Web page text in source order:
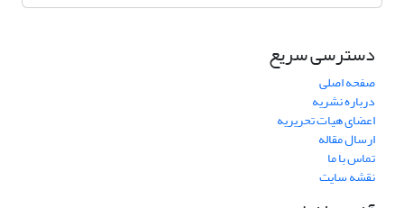
دسترسی سریع
صفحه اصلی
درباره نشریه
اعضای هیات تحریریه
ارسال مقاله
تماس با ما
نقشه سایت